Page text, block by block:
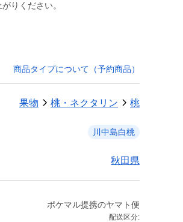
りください。
商品タイプについて（予約商品）
果物 桃・ネクタリン 桃
川中島白桃
秋田県
ポケマル提携のヤマト便
配送区分: